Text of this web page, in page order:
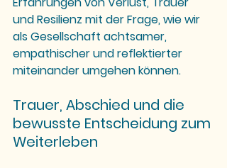
und Resilienz mit der Frage, wie wir
als Gesellschaft achtsamer,
empathischer und reflektierter
miteinander umgehen können.
Trauer, Abschied und die
bewusste Entscheidung zum
Weiterleben